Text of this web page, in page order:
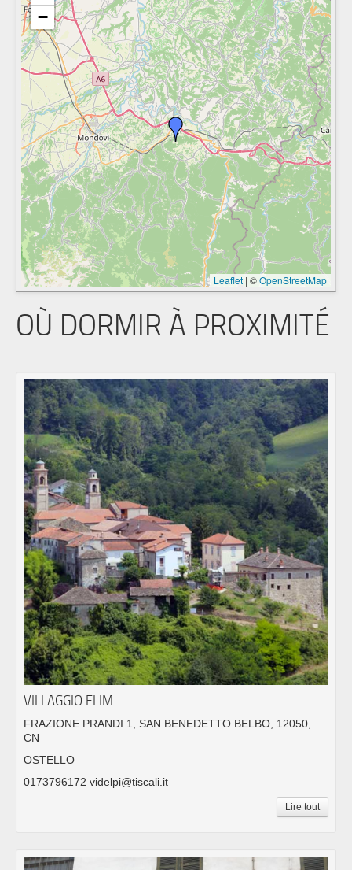
−
Leaflet | ©OpenStreetMap
OÙ DORMIR À PROXIMITÉ
VILLAGGIO ELIM
FRAZIONE PRANDI 1, SAN BENEDETTO BELBO, 12050,
CN
OSTELLO
0173796172 videlpi@tiscali.it
Lire tout